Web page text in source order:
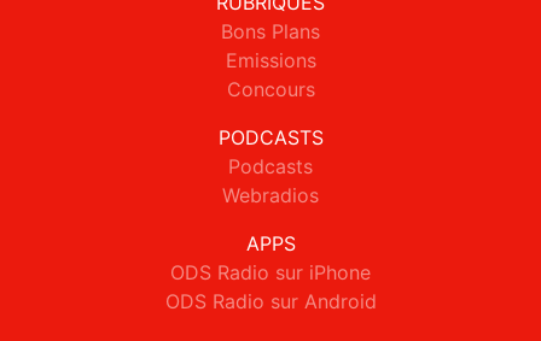
Bons Plans
Emissions
Concours
PODCASTS
Podcasts
Webradios
APPS
ODS Radio sur iPhone
ODS Radio sur Android